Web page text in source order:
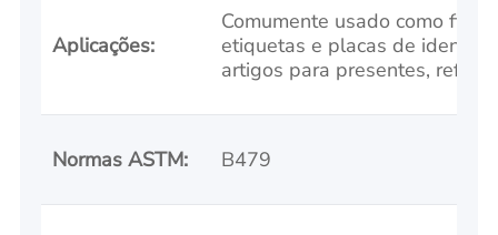
Aplicações:
Comumente usado como
etiquetas e placas de
artigos para presentes,
Normas ASTM: B479